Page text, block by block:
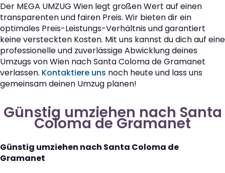
Der MEGA UMZUG Wien legt großen Wert auf einen
transparenten und fairen Preis. Wir bieten dir ein
optimales Preis-Leistungs-Verhältnis und garantiert
keine versteckten Kosten. Mit uns kannst du dich auf eine
professionelle und zuverlässige Abwicklung deines
Umzugs von Wien nach Santa Coloma de Gramanet
verlassen. Kontaktiere uns noch heute und lass uns
gemeinsam deinen Umzug planen!
Günstig umziehen nach Santa
Coloma de Gramanet
Günstig umziehen nach Santa Coloma de
Gramanet